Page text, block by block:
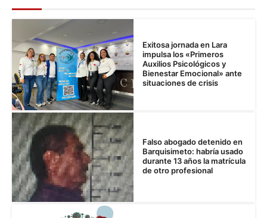
Exitosa jornada en Lara
impulsa los «Primeros
Auxilios Psicológicos y
Bienestar Emocional» ante
situaciones de crisis
Falso abogado detenido en
Barquisimeto: habría usado
durante 13 años la matrícula
de otro profesional